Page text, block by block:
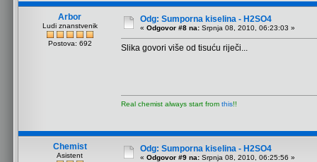
Arbor
Ludi znanstvenik
Postova: 692
Odg: Sumporna kiselina - H2SO4
« Odgovor #8 na: Srpnja 08, 2010, 06:23:03 »
Slika govori više od tisuću riječi...
Real chemist always start from this!!
Chemist
Asistent
Odg: Sumporna kiselina - H2SO4
« Odgovor #9 na: Srpnja 08, 2010, 06:25:56 »